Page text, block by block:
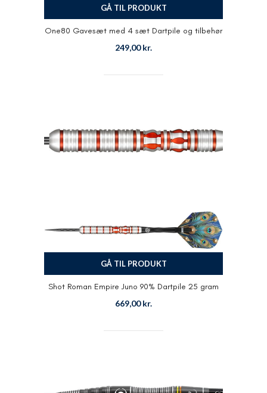
GÅ TIL PRODUKT
One80 Gavesæt med 4 sæt Dartpile og tilbehør
249,00kr.
GÅ TIL PRODUKT
Shot Roman Empire Juno 90% Dartpile 25 gram
669,00kr.